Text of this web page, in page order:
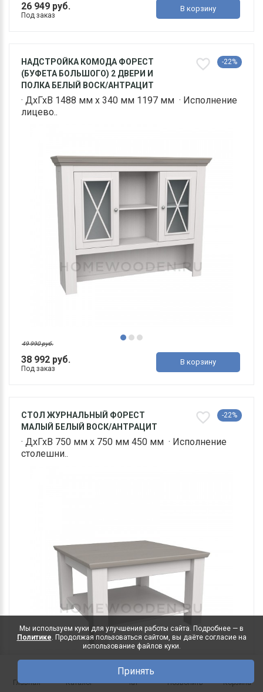
26 949 руб.
Под заказ
В корзину
НАДСТРОЙКА КОМОДА ФОРЕСТ
(БУФЕТА БОЛЬШОГО) 2 ДВЕРИ И
ПОЛКА БЕЛЫЙ ВОСК/АНТРАЦИТ
-22%
· ДхГхВ 1488 мм х 340 мм 1197 мм · Исполнение
лицево..
38 992 руб.
49 990 руб.
Под заказ
В корзину
СТОЛ ЖУРНАЛЬНЫЙ ФОРЕСТ
МАЛЫЙ БЕЛЫЙ ВОСК/АНТРАЦИТ
-22%
· ДхГхВ 750 мм х 750 мм 450 мм · Исполнение
столешни..
24 350 руб.
Мы используем куки для улучшения работы сайта. Подробнее — в
Политике. Продолжая пользоваться сайтом, вы даёте согласие на
использование файлов куки.
Принять
Главная Каталог Чат Позвонить Корзина